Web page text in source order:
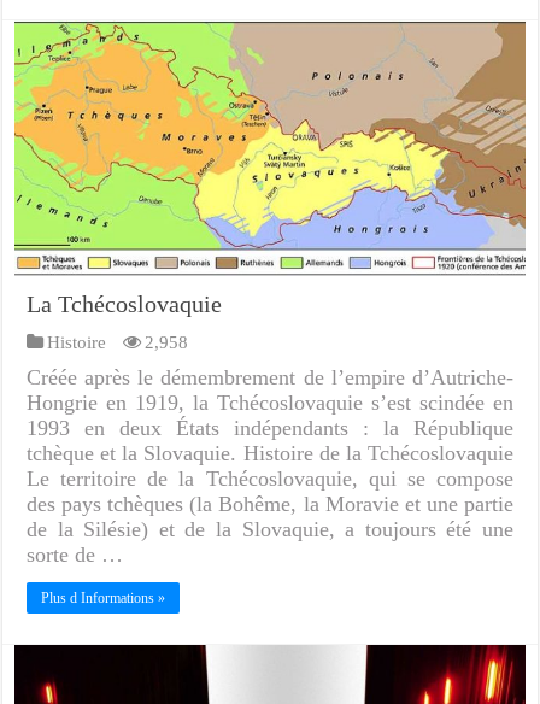
La Tchécoslovaquie
Histoire 2,958
Créée après le démembrement de l’empire d’Autriche-
Hongrie en 1919, la Tchécoslovaquie s’est scindée en
1993 en deux États indépendants : la République
tchèque et la Slovaquie. Histoire de la Tchécoslovaquie
Le territoire de la Tchécoslovaquie, qui se compose
des pays tchèques (la Bohême, la Moravie et une partie
de la Silésie) et de la Slovaquie, a toujours été une
sorte de …
Plus d Informations »